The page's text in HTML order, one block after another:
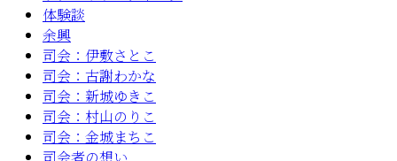
体験談
余興
司会：伊敷さとこ
司会：古謝わかな
司会：新城ゆきこ
司会：村山のりこ
司会：金城まちこ